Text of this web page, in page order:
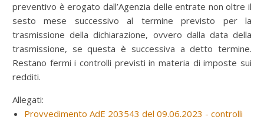
preventivo è erogato dall’Agenzia delle entrate non oltre il
sesto mese successivo al termine previsto per la
trasmissione della dichiarazione, ovvero dalla data della
trasmissione, se questa è successiva a detto termine.
Restano fermi i controlli previsti in materia di imposte sui
redditi.
Allegati:
Provvedimento AdE 203543 del 09.06.2023 - controlli